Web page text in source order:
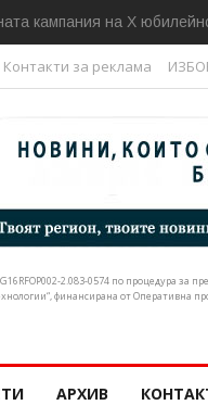
кампания на Х
Контакти за реклама
2.083-0574 по процедура
финансирана от Оперативна
АРХИВ